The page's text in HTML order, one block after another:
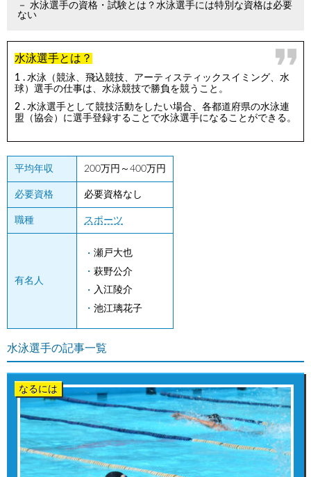
水泳選手の資格・試験とは？水泳選手には特別な資格は必要
ない
水泳選手とは？
水泳（競泳、飛込競技、アーティスティックスイミング、水
球）選手の仕事は、水泳競技で勝負を競うこと。
水泳選手として競技活動をしたい場合、各都道府県の水泳連
盟（協会）に選手登録することで水泳選手になることができる。
平均年収 200万円～400万円
必要資格 必要資格なし
職種 スポーツ
有名人
瀬戸大也
萩野公介
入江陵介
池江璃花子
水泳選手の記事一覧
なるには